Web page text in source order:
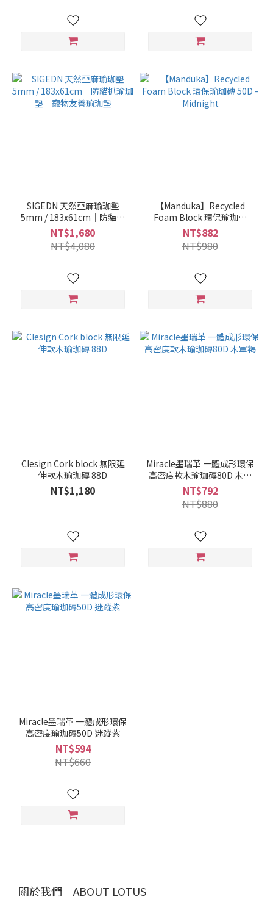
SIGEDN 天然亞麻瑜珈墊
5mm / 183x61cm｜防貓抓
瑜珈墊｜寵物友善瑜珈墊
NT$1,680
NT$4,080
【Manduka】Recycled
Foam Block 環保瑜珈磚
50D - Midnight
NT$882
NT$980
Clesign Cork block 無限延
伸軟木瑜珈磚 88D
NT$1,180
Miracle墨瑞革 一體成形環保
高密度軟木瑜珈磚80D 木軍
褐
NT$792
NT$880
Miracle墨瑞革 一體成形環保
高密度瑜珈磚50D 迷蹤紫
NT$594
NT$660
關於我們｜ABOUT LOTUS